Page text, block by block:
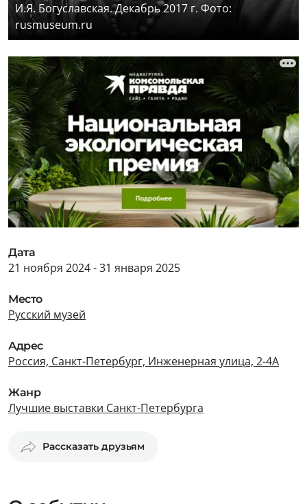
И.Я. Богуславская. Декабрь 2017 г. Фото:
rusmuseum.ru
Дата
21 ноября 2024 - 31 января 2025
Место
Русский музей
Адрес
Россия, Санкт-Петербург, Инженерная улица, 2-4А
Жанр
Лучшие выставки Санкт-Петербурга
Рассказать друзьям